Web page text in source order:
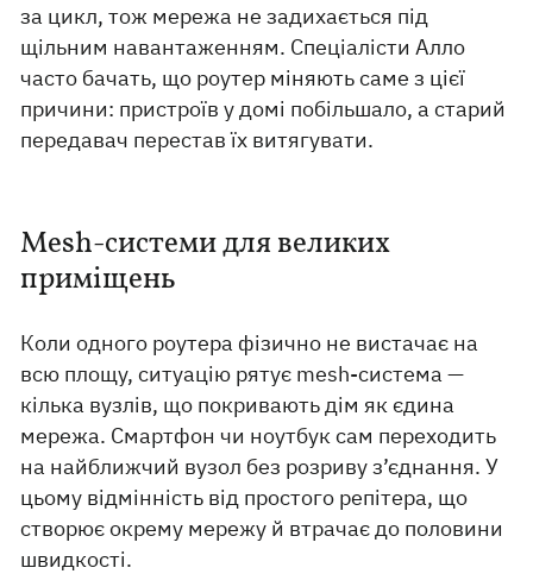
за цикл, тож мережа не задихається під
щільним навантаженням. Спеціалісти Алло
часто бачать, що роутер міняють саме з цієї
причини: пристроїв у домі побільшало, а старий
передавач перестав їх витягувати.
Mesh-системи для великих
приміщень
Коли одного роутера фізично не вистачає на
всю площу, ситуацію рятує mesh-система —
кілька вузлів, що покривають дім як єдина
мережа. Смартфон чи ноутбук сам переходить
на найближчий вузол без розриву з’єднання. У
цьому відмінність від простого репітера, що
створює окрему мережу й втрачає до половини
швидкості.